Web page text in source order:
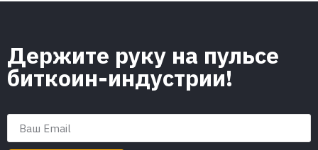
Держите руку на пульсе
биткоин-индустрии!